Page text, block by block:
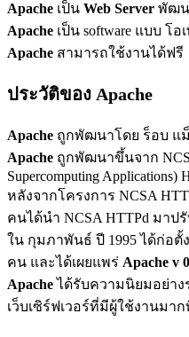
Apache เป็น Web Server พัฒน
Apache เป็น software แบบ โอ
Apache สามารถใช้งานได้ฟรี
ประวัติของ Apache
Apache ถูกพัฒนาโดย ร็อบ แม็
Apache ถูกพัฒนาขึ้นจาก
Supercomputing Applications)
หลังจากโครงการ NCSA
คนได้นำ NCSA HTTPd มาป
ใน กุมภาพันธ์ ปี 1995 ได้ก่อตั้
คน และได้เผยแพร่ Apache v
Apacheได้รับความนิยมอย่าง
เว็บเซิร์ฟเวอร์ที่มีผู้ใช้งานมา